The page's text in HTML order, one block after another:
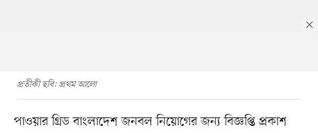
প্রতীকী ছবি: প্রথম আলো
পাওয়ার গ্রিড বাংলাদেশ জনবল নিয়োগের জন্য বিজ্ঞপ্তি প্রকাশ